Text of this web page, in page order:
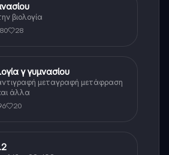
βιολογία
28
γ γυμνασίου
μεταγραφή μετάφραση
άλλα
20